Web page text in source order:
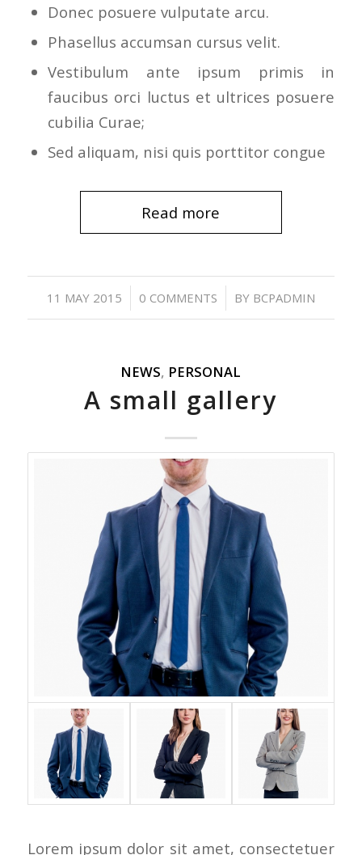
Donec posuere vulputate arcu.
Phasellus accumsan cursus velit.
Vestibulum ante ipsum primis in
faucibus orci luctus et ultrices posuere
cubilia Curae;
Sed aliquam, nisi quis porttitor congue
Read more
11 MAY 2015
/ 0 COMMENTS
/ BY BCPADMIN
NEWS, PERSONAL
A small gallery
Lorem ipsum dolor sit amet, consectetuer